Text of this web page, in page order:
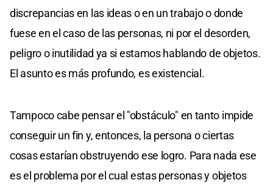
discrepancias en las ideas o en un trabajo o donde
fuese en el caso de las personas, ni por el desorden,
peligro o inutilidad ya si estamos hablando de objetos.
El asunto es más profundo, es existencial.
Tampoco cabe pensar el "obstáculo" en tanto impide
conseguir un fin y, entonces, la persona o ciertas
cosas estarían obstruyendo ese logro. Para nada ese
es el problema por el cual estas personas y objetos